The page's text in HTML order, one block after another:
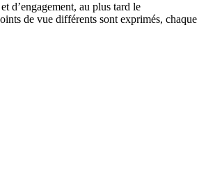
d’engagement, au plus tard le
de vue différents sont exprimés, chaque